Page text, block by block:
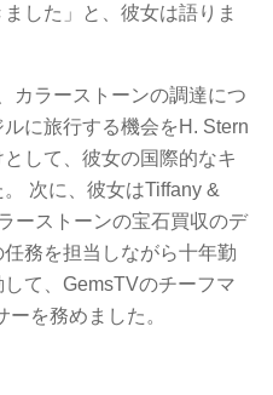
した」と、彼女は語りま
カラーストーンの調達につ
に旅行する機会をH. Stern
して、彼女の国際的なキ
次に、彼女はTiffany &
ーストーンの宝石買収のデ
務を担当しながら十年勤
て、GemsTVのチーフマ
を務めました。